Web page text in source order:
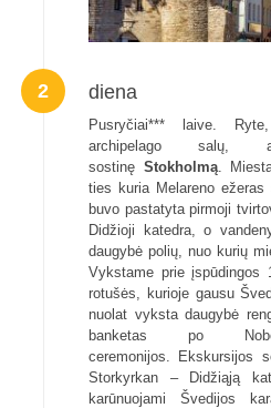
2 diena
Pusryčiai*** laive.
archipelago salų,
sostinę Stokholmą.
ties kuria Melareno
buvo pastatyta pirmoji
Didžioji katedra, o
daugybė polių, nuo kurių
Vykstame prie įspūdingos
rotušės, kurioje gausu
nuolat vyksta daugybė
banketas po
ceremonijos. Ekskursijos
Storkyrkan – Didžiąją
karūnuojami Švedijos